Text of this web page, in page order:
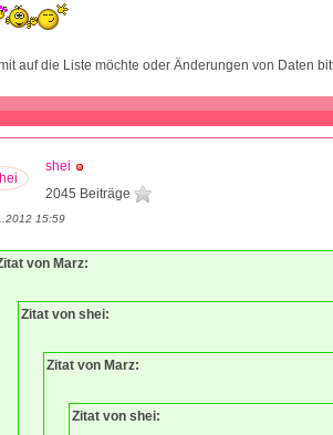
auf die Liste möchte oder Änderungen von Daten
shei
2045 Beiträge
15:59
von Marz:
Zitat von shei:
Zitat von Marz:
Zitat von shei: